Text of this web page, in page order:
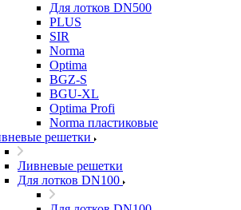
Для лотков DN500
PLUS
SIR
Norma
Optima
BGZ-S
BGU-XL
Optima Profi
Norma пластиковые
решетки
Ливневые решетки
Для лотков DN100